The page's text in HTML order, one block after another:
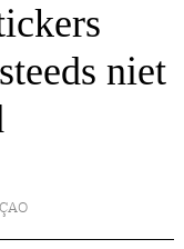
niet